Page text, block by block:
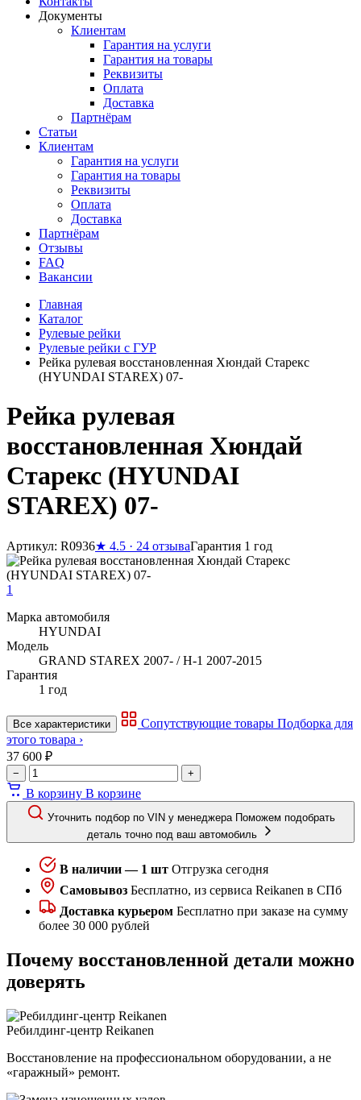
Документы
Клиентам
Гарантия на услуги
Гарантия на товары
Реквизиты
Оплата
Доставка
Партнёрам
Статьи
Клиентам
Гарантия на услуги
Гарантия на товары
Реквизиты
Оплата
Доставка
Партнёрам
Отзывы
FAQ
Вакансии
Главная
Каталог
Рулевые рейки
Рулевые рейки с ГУР
Рейка рулевая восстановленная Хюндай Старекс
(HYUNDAI STAREX) 07-
Рейка рулевая
восстановленная Хюндай
Старекс (HYUNDAI
STAREX) 07-
Артикул: R0936★ 4.5 · 24 отзываГарантия 1 год
1
Марка автомобиля
HYUNDAI
Модель
GRAND STAREX 2007- / H-1 2007-2015
Гарантия
1 год
Все характеристики Сопутствующие товары Подборка для
этого товара ›
37 600 ₽
− +
В корзину В корзине
Уточнить подбор по VIN у менеджера Поможем подобрать
деталь точно под ваш автомобиль
В наличии — 1 шт Отгрузка сегодня
Самовывоз Бесплатно, из сервиса Reikanen в СПб
Доставка курьером Бесплатно при заказе на сумму
более 30 000 рублей
Почему восстановленной детали можно
доверять
Ребилдинг-центр Reikanen
Восстановление на профессиональном оборудовании, а не
«гаражный» ремонт.